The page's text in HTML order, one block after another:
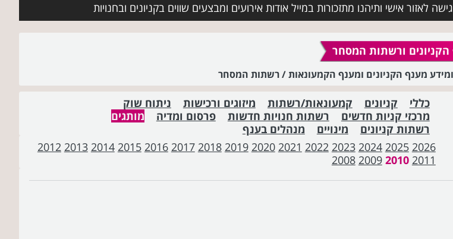
לאזור אישי ותיהנו מתזכורות במייל אודות אירועים ומבצעים שווים בקניונים ובחנויות
ורשתות המסחר
ומידע מענף הקניונים ומענף הקמעונאות / רשתות המסחר
כללי קניונים קמעונאות/רשתות מיזוגים ורכישות
ניתוח שוק
מרכזי קניות חדשים
רשתות חנויות חדשות פרסום ומדיה
מותגים
רשתות קניונים
מינויים
מנהלים בענף
2026
2025
2024
2023
2022
2021
2020
2019
2018
2017
2016
2015
2014
2013
2012
2011
2010
2009
2008